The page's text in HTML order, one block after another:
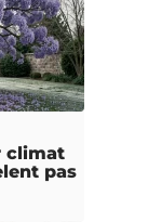
climat
pas